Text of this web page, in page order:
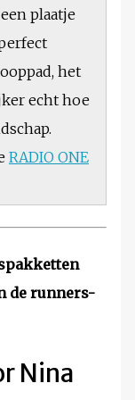
plaatje
het
echt hoe
RADIO ONE
de runners-
Nina